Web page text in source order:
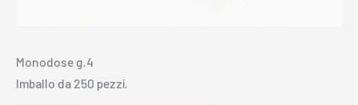
Monodose g.4
Imballo da 250 pezzi.